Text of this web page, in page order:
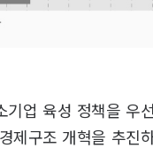
기업 육성 정책을 우
제구조 개혁을 추진